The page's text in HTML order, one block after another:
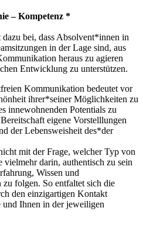
– Kompetenz *
bei, dass Absolvent*innen in
in der Lage sind, aus
heraus zu agieren
Entwicklung zu unterstützen.
Kommunikation bedeutet vor
ihrer*seiner Möglichkeiten zu
innewohnenden Potentials zu
eigene Vorstelllungen
der Lebensweisheit des*der
mit der Frage, welcher Typ von
vielmehr darin, authentisch zu sein
Wissen und
folgen. So entfaltet sich die
den einzigartigen Kontakt
Ihnen in der jeweiligen